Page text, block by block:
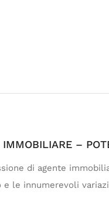
–
di agente
le innumerevoli